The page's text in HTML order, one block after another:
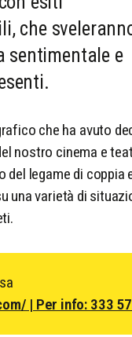
che
sentimentale e
che ha avuto
nostro cinema e
legame di coppia
una varietà di
| Per info: 333